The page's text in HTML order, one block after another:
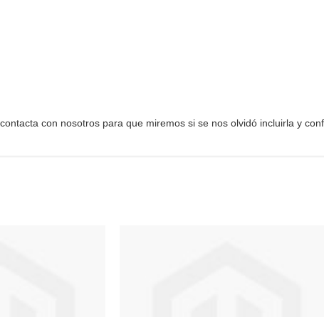
con nosotros para que miremos si se nos olvidó incluirla y